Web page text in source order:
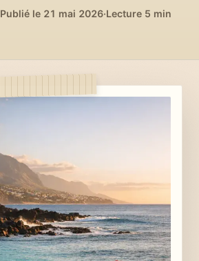
Publié le 21 mai 2026·Lecture 5 min